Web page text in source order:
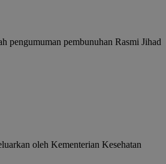
pengumuman pembunuhan Rasmi Jihad
oleh Kementerian Kesehatan